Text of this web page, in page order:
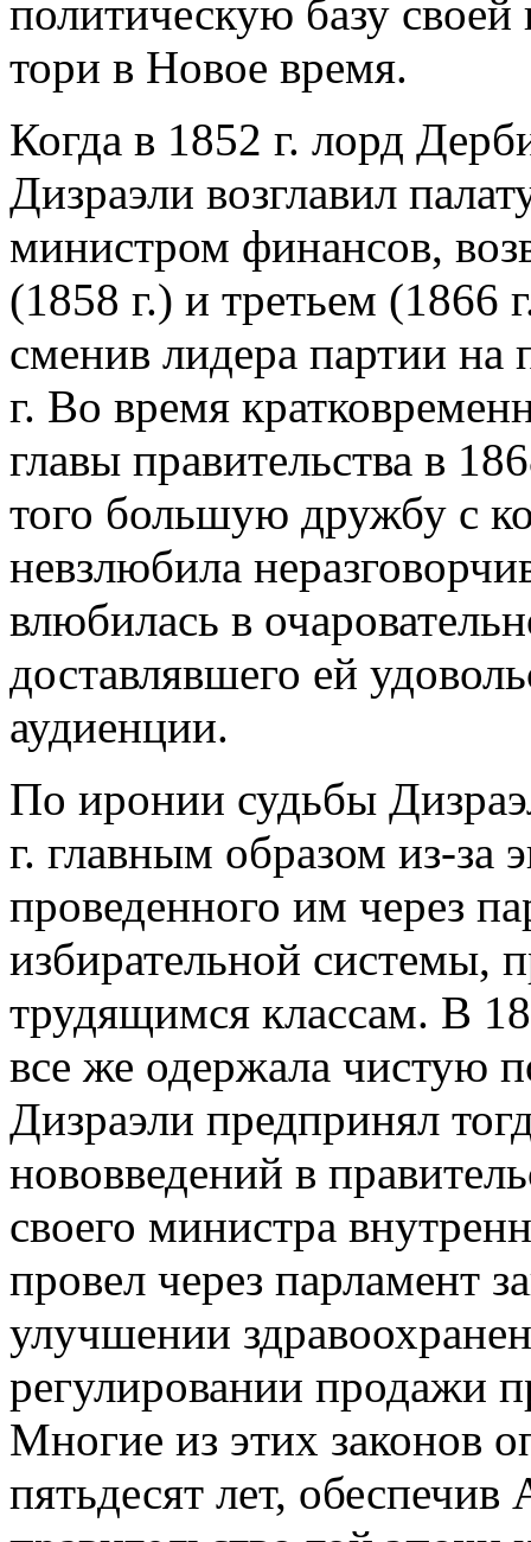
политическую базу
тори в Новое время.
Когда в 1852 г. лорд
Дизраэли возглавил
министром финансов,
(1858 г.) и третьем (1866
сменив лидера партии на
г. Во время
главы правительства в
того большую дружбу с
невзлюбила
влюбилась в
доставлявшего ей
аудиенции.
По иронии судьбы
г. главным образом из-за
проведенного им через
избирательной системы,
трудящимся классам. В
все же одержала чистую
Дизраэли предпринял
нововведений в
своего министра
провел через парламент
улучшении
регулировании продажи
Многие из этих законов
пятьдесят лет,